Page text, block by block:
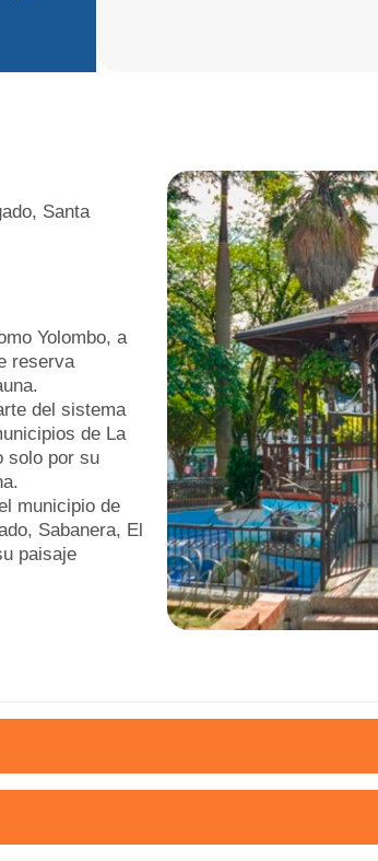
Santa
Yolombo, a
reserva
del sistema
de La
solo por su
municipio de
Sabanera, El
paisaje